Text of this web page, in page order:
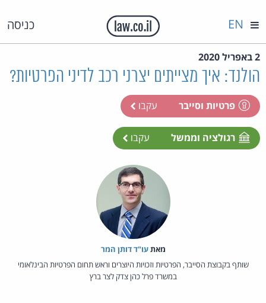
כניסה EN
2 באפריל 2020
הולנד: איך מצייתים יצרני רכב לדיני הפרטיות?
פרטיות וסייבר עקבו
רגולציה וממשל עקבו
מאת‏עו"ד דותן המר
שותף בקבוצת הסייבר, הפרטיות וזכויות היוצרים וראש תחום הפרטיות הבינלאומי
במשרד פרל כהן צדק לצר ברץ